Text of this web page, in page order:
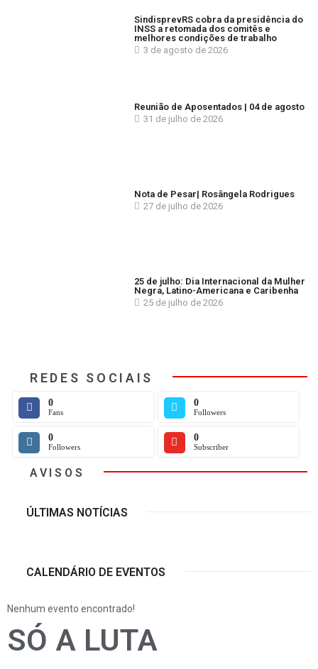
SindisprevRS cobra da presidência do
INSS a retomada dos comitês e
melhores condições de trabalho
3 de agosto de 2026
Reunião de Aposentados | 04 de agosto
31 de julho de 2026
Nota de Pesar| Rosângela Rodrigues
27 de julho de 2026
25 de julho: Dia Internacional da Mulher
Negra, Latino-Americana e Caribenha
25 de julho de 2026
REDES SOCIAIS
0
Fans
0
Followers
0
Followers
0
Subscriber
AVISOS
ÚLTIMAS NOTÍCIAS
CALENDÁRIO DE EVENTOS
Nenhum evento encontrado!
SÓ A LUTA